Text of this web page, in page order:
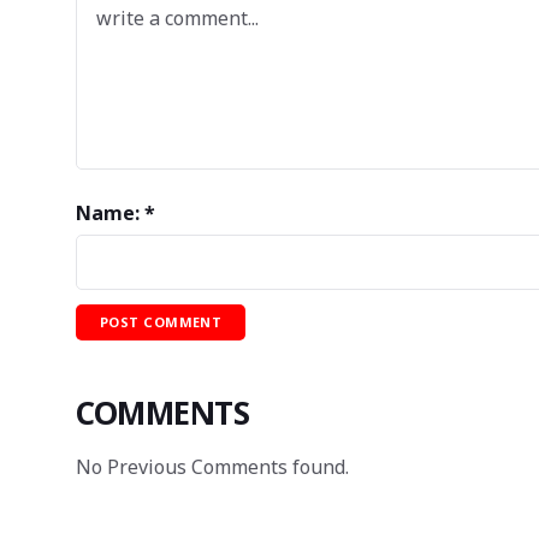
Name: *
COMMENTS
No Previous Comments found.